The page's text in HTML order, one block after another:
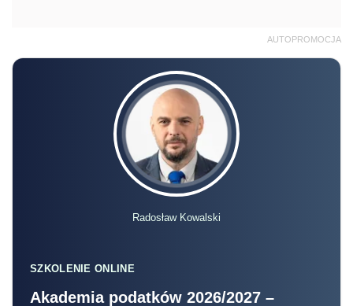
AUTOPROMOCJA
Radosław Kowalski
SZKOLENIE ONLINE
Akademia podatków 2026/2027 –